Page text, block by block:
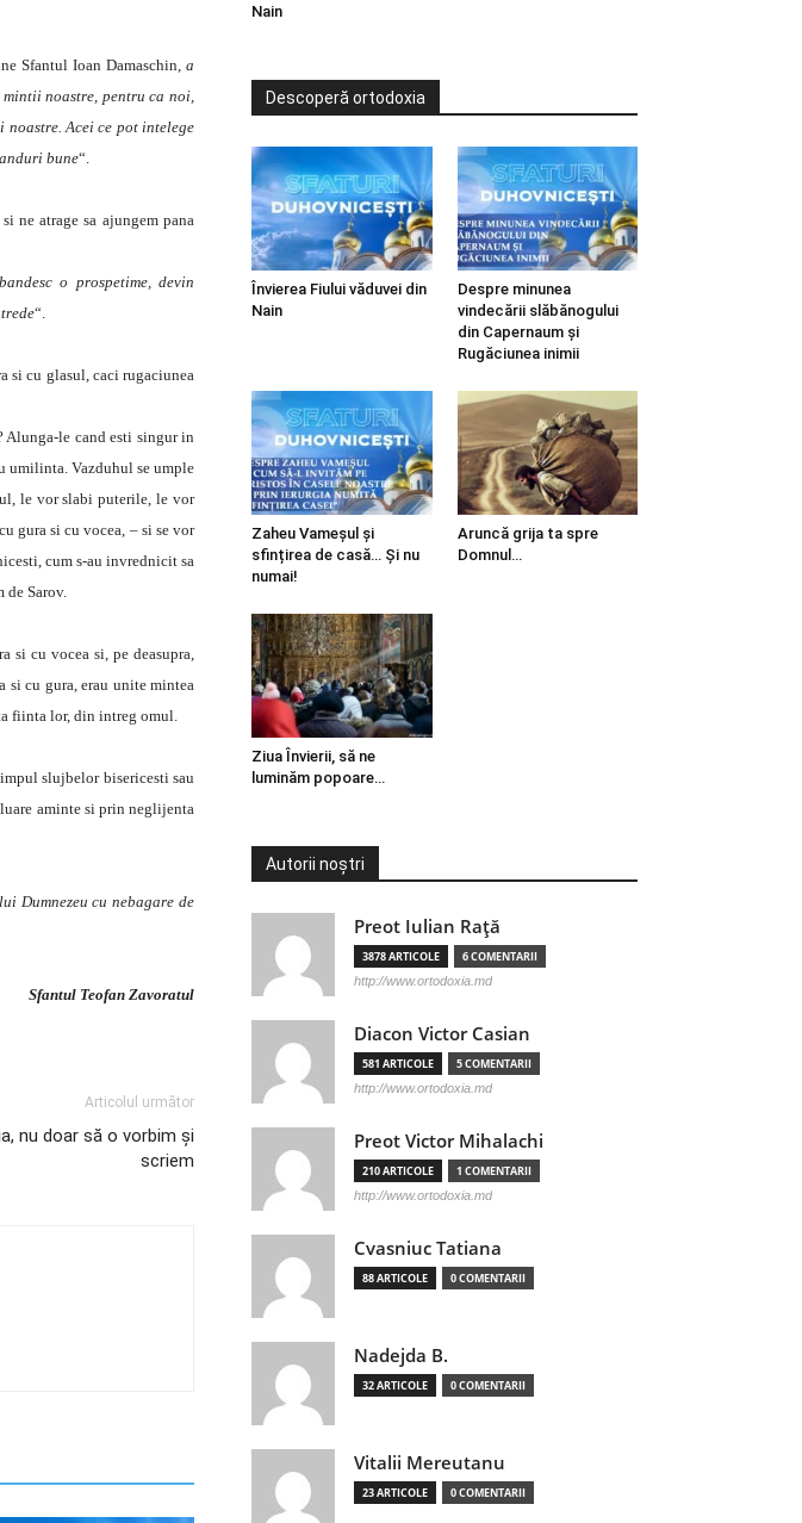
Sfantul Ioan Damaschin,a
noastre, pentru ca noi,
Acei ce pot intelege
bune“.
ne atrage sa ajungem pana
o prospetime, devin
“.
si cu glasul, caci rugaciunea
Alunga-le cand esti singur in
umilinta. Vazduhul se umple
le vor slabi puterile, le vor
gura si cu vocea, – si se vor
cum s-au invrednicit sa
de Sarov.
si cu vocea si, pe deasupra,
si cu gura, erau unite mintea
fiinta lor, din intreg omul.
slujbelor bisericesti sau
aminte si prin neglijenta
Dumnezeu cu nebagare de
Sfantul Teofan Zavoratul
Articolul următor
nu doar să o vorbim şi
scriem
Nain
Descoperă ortodoxia
Învierea Fiului văduvei din
Nain
Despre minunea
vindecării slăbănogului
din Capernaum și
Rugăciunea inimii
Zaheu Vameșul și
sfințirea de casă… Și nu
numai!
Aruncă grija ta spre
Domnul…
Ziua Învierii, să ne
luminăm popoare…
Autorii noștri
Preot Iulian Raţă
3878 ARTICOLE 6 COMENTARII
http://www.ortodoxia.md
Diacon Victor Casian
581 ARTICOLE 5 COMENTARII
http://www.ortodoxia.md
Preot Victor Mihalachi
210 ARTICOLE 1 COMENTARII
http://www.ortodoxia.md
Cvasniuc Tatiana
88 ARTICOLE 0 COMENTARII
Nadejda B.
32 ARTICOLE 0 COMENTARII
Vitalii Mereutanu
23 ARTICOLE 0 COMENTARII